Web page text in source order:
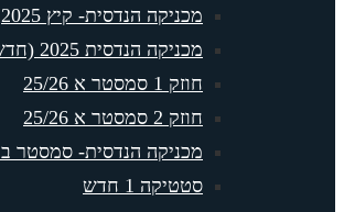
מכניקה הנדסית- קיץ 2025
מכניקה הנדסית 2025 (חדש)
חוזק 1 סמסטר א 25/26
חוזק 2 סמסטר א 25/26
מכניקה הנדסית- סמסטר ב 2024
סטטיקה 1 חדש